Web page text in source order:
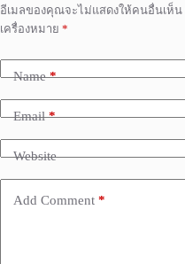
อีเมลของคุณจะไม่แสดงให้คนอื่นเห็น
เครื่องหมาย *
Name*
Email*
Website
Add Comment *